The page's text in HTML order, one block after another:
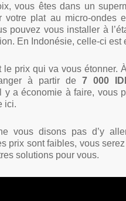
vous êtes dans un
votre plat au micro-ondes
pouvez vous installer à
En Indonésie, celle-ci est
le prix qui va vous étonner.
à partir de7 000
y a économie à faire, vous
ici.
vous disons pas d’y
prix sont faibles, vous
solutions pour vous.